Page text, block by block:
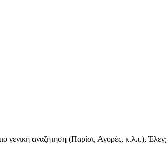
γενική αναζήτηση (Παρίσι, Αγορές, κ.λπ.),